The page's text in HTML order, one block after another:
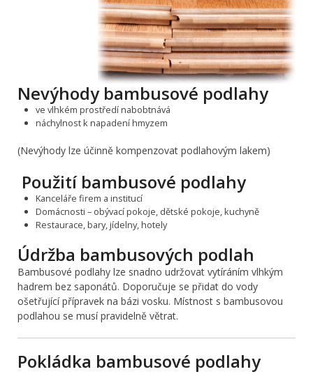
Nevýhody bambusové podlahy
ve vlhkém prostředí nabobtnává
náchylnost k napadení hmyzem
(Nevýhody lze účinně kompenzovat podlahovým lakem)
Použití bambusové podlahy
Kanceláře firem a institucí
Domácnosti – obývací pokoje, dětské pokoje, kuchyně
Restaurace, bary, jídelny, hotely
Údržba bambusových podlah
Bambusové podlahy lze snadno udržovat vytíráním vlhkým
hadrem bez saponátů. Doporučuje se přidat do vody
ošetřující přípravek na bázi vosku. Místnost s bambusovou
podlahou se musí pravidelně větrat.
Pokládka bambusové podlahy